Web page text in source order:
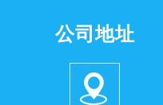
公司地址